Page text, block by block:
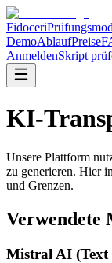
Fidoceri
DemoAblaufPreise
AnmeldenSkript
KI-
Unsere Plattform
zu generieren. Hier
und Grenzen.
Verwendete
Mistral AI